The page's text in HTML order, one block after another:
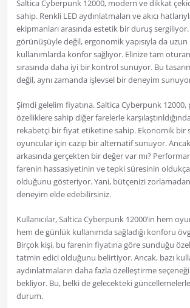
Saltica Cyberpunk 12000, modern ve dikkat
sahip. Renkli LED aydınlatmaları ve akıcı
ekipmanları arasında estetik bir duruş
görünüşüyle değil, ergonomik yapısıyla da uzun
kullanımlarda konfor sağlıyor. Elinize tam oturan
sırasında daha iyi bir kontrol sunuyor. Bu
değil, aynı zamanda işlevsel bir deneyim
Şimdi gelelim fiyatına. Saltica Cyberpunk
özelliklere sahip diğer farelerle
rekabetçi bir fiyat etiketine sahip. Ekonomik bir
oyuncular için cazip bir alternatif sunuyor.
arkasında gerçekten bir değer var mı?
farenin hassasiyetinin ve tepki süresinin
olduğunu gösteriyor. Yani, bütçenizi
deneyim elde edebilirsiniz.
Kullanıcılar, Saltica Cyberpunk 12000’in hem
hem de günlük kullanımda sağladığı konforu
Birçok kişi, bu farenin fiyatına göre sunduğu
tatmin edici olduğunu belirtiyor. Ancak, bazı
aydınlatmaların daha fazla özelleştirme seçeneği
bekliyor. Bu, belki de gelecekteki
durum.